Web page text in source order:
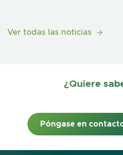
Ver todas las noticias
¿Quiere
Póngase en